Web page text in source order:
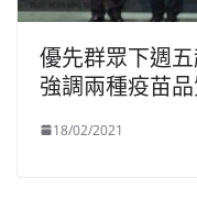
優先群眾下週
強調兩種疫苗
18/02/2021